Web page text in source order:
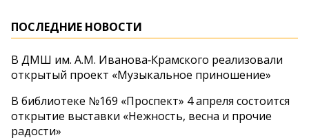
ПОСЛЕДНИЕ НОВОСТИ
В ДМШ им. А.М. Иванова‑Крамского реализовали
открытый проект «Музыкальное приношение»
В библиотеке №169 «Проспект» 4 апреля состоится
открытие выставки «Нежность, весна и прочие
радости»